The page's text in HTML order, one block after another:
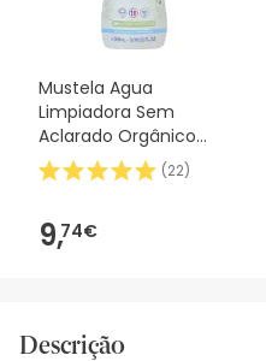
Mustela Agua
Limpiadora Sem
Aclarado Orgânico
500ml
(22)
9,74€
Descrição